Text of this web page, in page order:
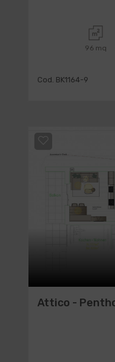
96 mq
Cod. BK1164-9
Attico -